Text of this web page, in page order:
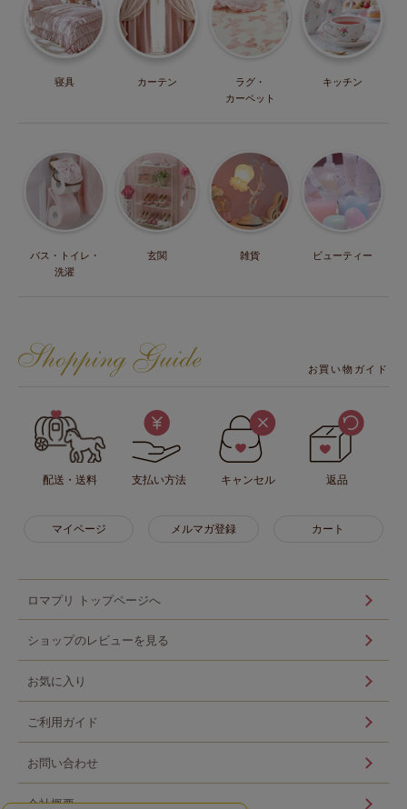
寝具 カーテン
ラグ・
カーペット
キッチン
バス・トイレ・
洗濯
玄関 雑貨 ビューティー
お買い物ガイド
配送・送料 支払い方法 キャンセル 返品
マイページ メルマガ登録 カート
ロマプリ トップページへ
ショップのレビューを見る
お気に入り
ご利用ガイド
お問い合わせ
会社概要